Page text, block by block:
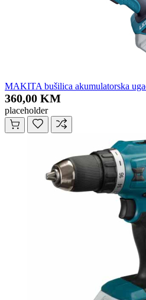
MAKITA bušilica akumulatorska
360,00 KM
placeholder